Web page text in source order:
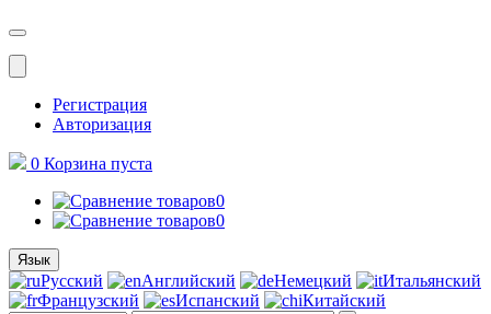
Меню
Регистрация
Авторизация
0 Корзина пуста
0
0
Язык
Русский Английский Немецкий
Итальянский
Французский
Испанский Китайский